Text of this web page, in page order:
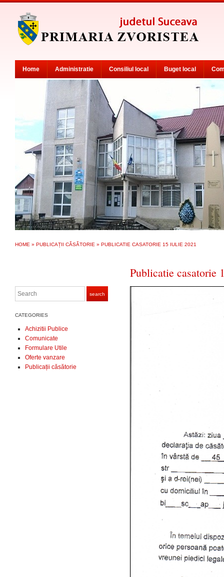
Home Administratie Consiliul local Buget local
HOME » PUBLICAȚII CĂSĂTORIE » PUBLICATIE CASATORIE 15 IULIE 2021
Publicatie casatorie
Search search
CATEGORIES
Achizitii Publice
Comunicate
Formulare Utile
Oferte vanzare
Publicații căsătorie